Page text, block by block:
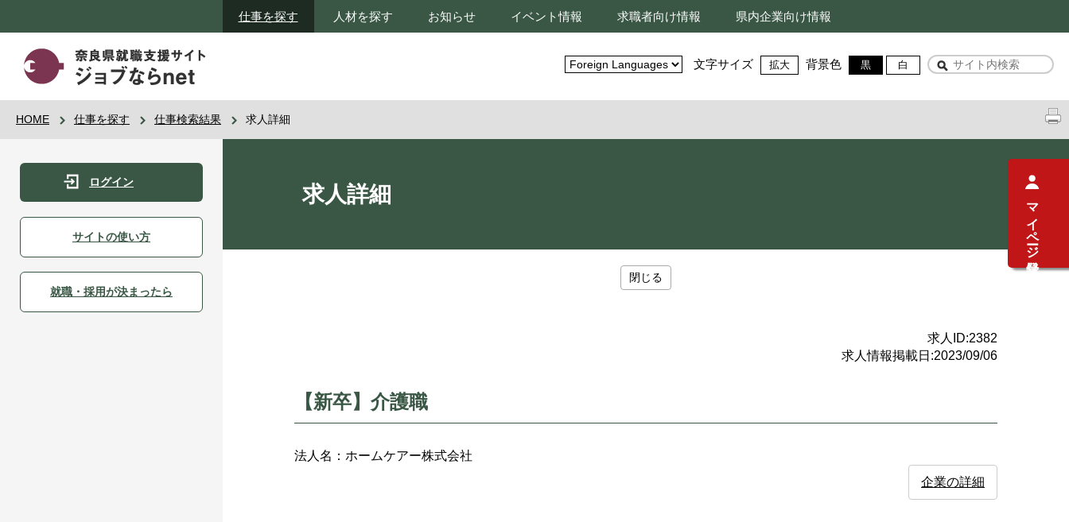
仕事を探す 人材を探す お知らせ イベント情報 求職者向け情報 県内企業向け情報
文字サイズ 拡大 背景色 黒 白
HOME 仕事を探す 仕事検索結果 求人詳細
ログイン
サイトの使い方
就職・採用が決まったら
求人詳細
閉じる
求人ID:2382
求人情報掲載日:2023/09/06
【新卒】介護職
法人名：ホームケアー株式会社
企業の詳細
マイページ登録